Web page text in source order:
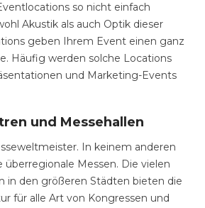
so nicht einfach
Akustik als auch Optik dieser
geben Ihrem Event einen ganz
Häufig werden solche Locations
und Marketing-Events
und Messehallen
In keinem anderen
überregionale Messen. Die vielen
in den größeren Städten bieten die
für alle Art von Kongressen und